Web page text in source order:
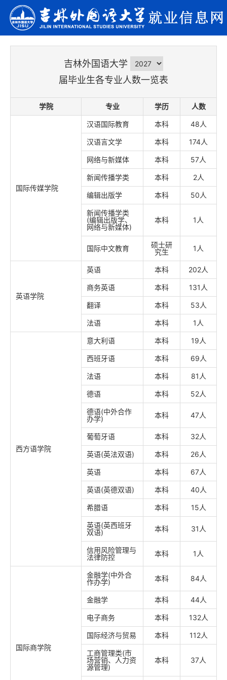
吉林外国语大学
届毕业生各专业人数一览表
学院 专业 学历 人数
国际传媒学院
汉语国际教育 本科 48人
汉语言文学 本科 174人
网络与新媒体 本科 57人
新闻传播学类 本科 2人
编辑出版学 本科 50人
新闻传播学类
(编辑出版学、
网络与新媒体)
本科 1人
国际中文教育
硕士研
究生
1人
英语学院
英语 本科 202人
商务英语 本科 131人
翻译 本科 53人
法语 本科 1人
西方语学院
意大利语 本科 19人
西班牙语 本科 69人
法语 本科 81人
德语 本科 52人
德语(中外合作
办学)
本科 47人
葡萄牙语 本科 32人
英语(英法双语) 本科 26人
英语 本科 67人
英语(英德双语) 本科 40人
希腊语 本科 15人
英语(英西班牙
双语)
本科 31人
信用风险管理与
法律防控
本科 1人
国际商学院
金融学(中外合
作办学)
本科 84人
金融学 本科 44人
电子商务 本科 132人
国际经济与贸易 本科 112人
工商管理类(市
场营销、人力资
源管理)
本科 37人